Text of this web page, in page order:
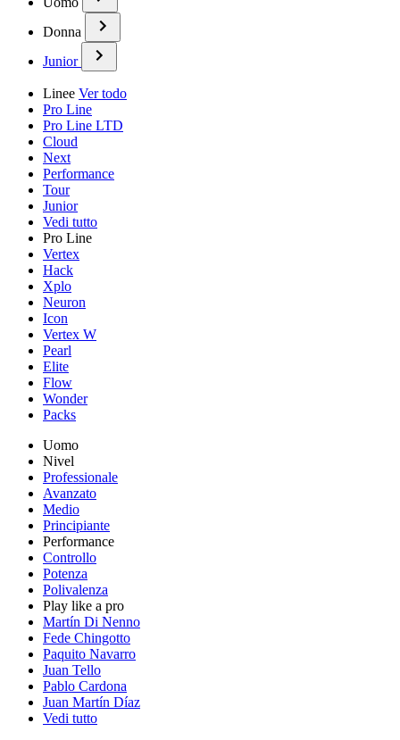
Donna
Junior
Linee Ver todo
Pro Line
Pro Line LTD
Cloud
Next
Performance
Tour
Junior
Vedi tutto
Pro Line
Vertex
Hack
Xplo
Neuron
Icon
Vertex W
Pearl
Elite
Flow
Wonder
Packs
Uomo
Nivel
Professionale
Avanzato
Medio
Principiante
Performance
Controllo
Potenza
Polivalenza
Play like a pro
Martín Di Nenno
Fede Chingotto
Paquito Navarro
Juan Tello
Pablo Cardona
Juan Martín Díaz
Vedi tutto